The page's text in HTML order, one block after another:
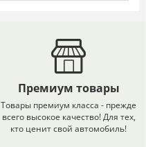
Премиум товары
Товары премиум класса - прежде
всего высокое качество! Для тех,
кто ценит свой автомобиль!